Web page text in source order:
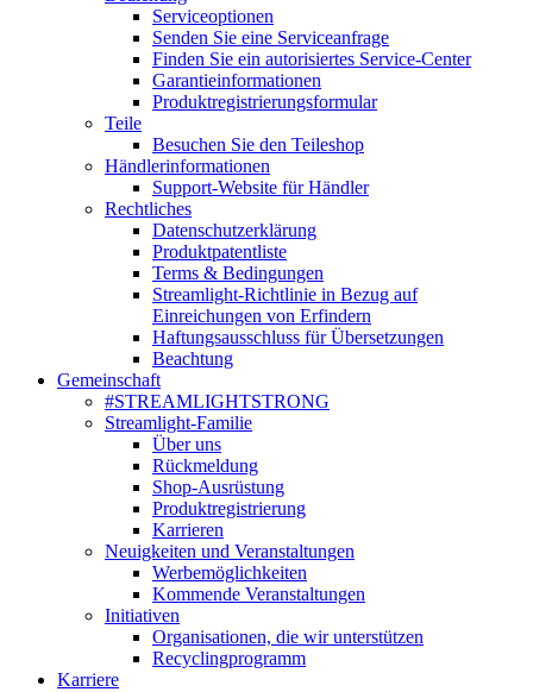
Serviceoptionen
Senden Sie eine Serviceanfrage
Finden Sie ein autorisiertes Service-Center
Garantieinformationen
Produktregistrierungsformular
Teile
Besuchen Sie den Teileshop
Händlerinformationen
Support-Website für Händler
Rechtliches
Datenschutzerklärung
Produktpatentliste
Terms & Bedingungen
Streamlight-Richtlinie in Bezug auf
Einreichungen von Erfindern
Haftungsausschluss für Übersetzungen
Beachtung
Gemeinschaft
#STREAMLIGHTSTRONG
Streamlight-Familie
Über uns
Rückmeldung
Shop-Ausrüstung
Produktregistrierung
Karrieren
Neuigkeiten und Veranstaltungen
Werbemöglichkeiten
Kommende Veranstaltungen
Initiativen
Organisationen, die wir unterstützen
Recyclingprogramm
Karriere